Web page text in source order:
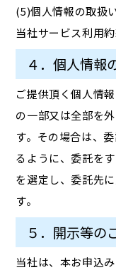
(5)個人情報の取扱
当社サービス利用
４．個人情報
ご提供頂く個人情
の一部又は全部を
す。その場合は、
るように、委託を
を選定し、委託先
す。
５．開示等の
当社は、本お申込